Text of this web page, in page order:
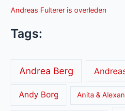
Andreas Fulterer is overleden
Tags:
Andrea Berg
Andy Borg Anita &